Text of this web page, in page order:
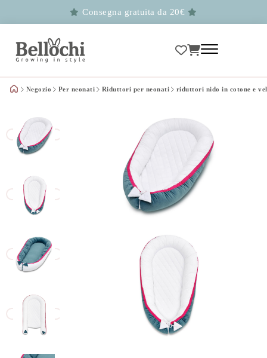
Consegna gratuita da 20€
Negozio Per neonati Riduttori per neonati riduttori nido in cotone e